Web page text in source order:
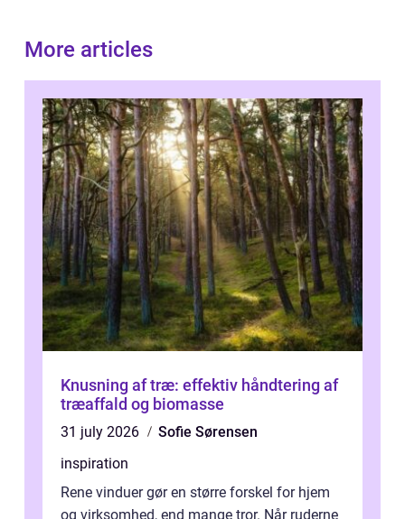
More articles
Knusning af træ: effektiv håndtering af
træaffald og biomasse
31 july 2026
Sofie Sørensen
inspiration
Rene vinduer gør en større forskel for hjem
og virksomhed, end mange tror. Når ruderne